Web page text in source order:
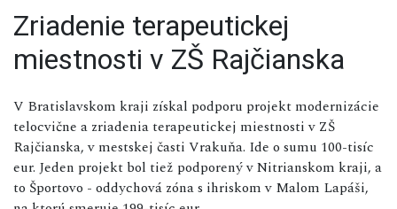
Zriadenie terapeutickej
miestnosti v ZŠ Rajčianska
V Bratislavskom kraji získal podporu projekt modernizácie
telocvične a zriadenia terapeutickej miestnosti v ZŠ
Rajčianska, v mestskej časti Vrakuňa. Ide o sumu 100-tisíc
eur. Jeden projekt bol tiež podporený v Nitrianskom kraji, a
to Športovo - oddychová zóna s ihriskom v Malom Lapáši,